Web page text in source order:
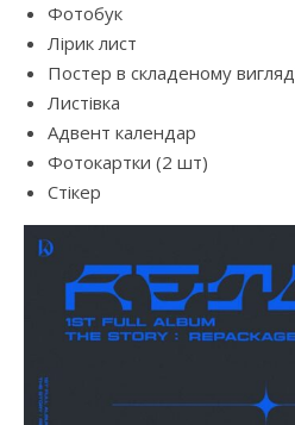
Фотобук
Лірик лист
Постер в складеному
Листівка
Адвент календар
Фотокартки (2 шт)
Стікер